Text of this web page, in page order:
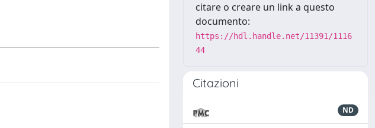
citare o creare un link a questo
documento:
https://hdl.handle.net/11391/1116
44
Citazioni
ND